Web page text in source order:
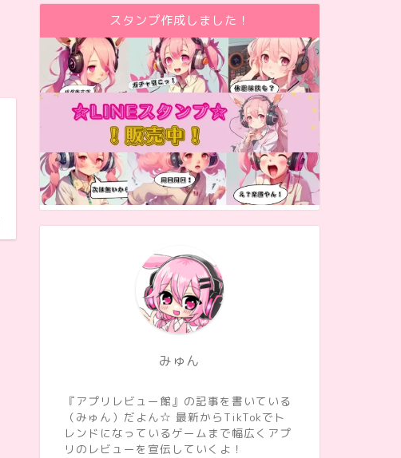
スタンプ作成しました！
みゅん
『アプリレビュー館』の記事を書いている
（みゅん）だよん☆ 最新からTikTokでト
レンドになっているゲームまで幅広くアプ
リのレビューを宣伝していくよ！